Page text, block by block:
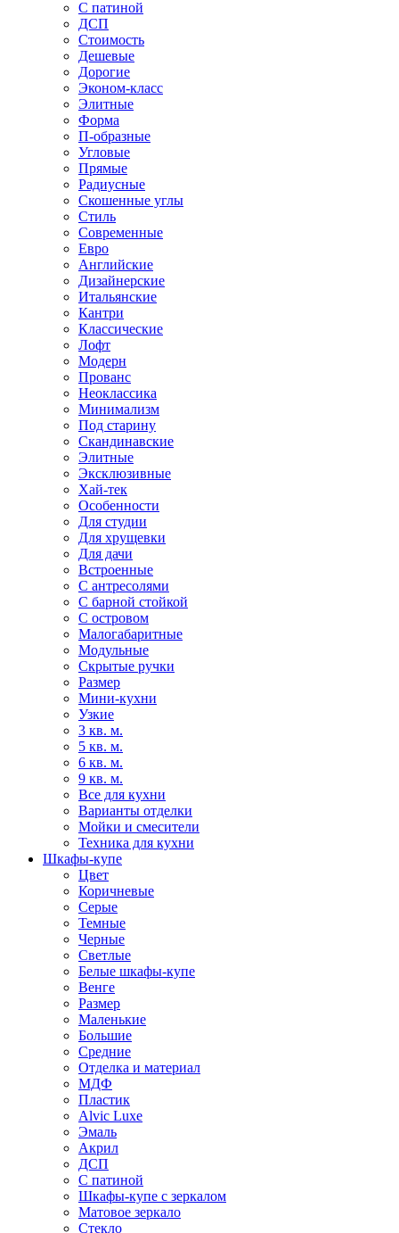
С патиной
ДСП
Стоимость
Дешевые
Дорогие
Эконом-класс
Элитные
Форма
П-образные
Угловые
Прямые
Радиусные
Скошенные углы
Стиль
Современные
Евро
Английские
Дизайнерские
Итальянские
Кантри
Классические
Лофт
Модерн
Прованс
Неоклассика
Минимализм
Под старину
Скандинавские
Элитные
Эксклюзивные
Хай-тек
Особенности
Для студии
Для хрущевки
Для дачи
Встроенные
С антресолями
С барной стойкой
С островом
Малогабаритные
Модульные
Скрытые ручки
Размер
Мини-кухни
Узкие
3 кв. м.
5 кв. м.
6 кв. м.
9 кв. м.
Все для кухни
Варианты отделки
Мойки и смесители
Техника для кухни
Шкафы-купе
Цвет
Коричневые
Серые
Темные
Черные
Светлые
Белые шкафы-купе
Венге
Размер
Маленькие
Большие
Средние
Отделка и материал
МДФ
Пластик
Alvic Luxe
Эмаль
Акрил
ДСП
С патиной
Шкафы-купе с зеркалом
Матовое зеркало
Стекло